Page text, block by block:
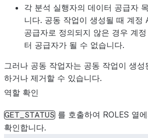
각 분석 실행자의 데이터 공급자
니다. 공동 작업이 생성될 때 계정
공급자로 정의되지 않은 경우 계
터 공급자가 될 수 없습니다.
그러나 공동 작업자는 공동 작업이 생성
하거나 제거할 수 있습니다.
역할 확인
GET_STATUS 를 호출하여 ROLES 열
확인합니다.